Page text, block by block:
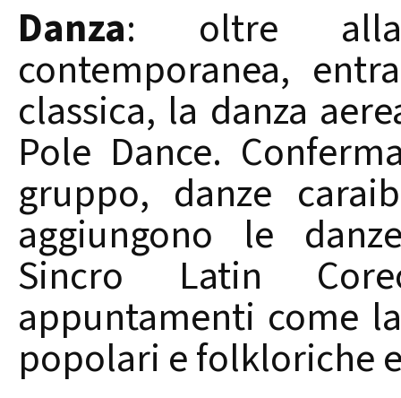
Danza: oltre
contemporanea,
classica, la danza
Pole Dance.
gruppo, danze
aggiungono le
Sincro Latin
appuntamenti come
popolari e folkloriche